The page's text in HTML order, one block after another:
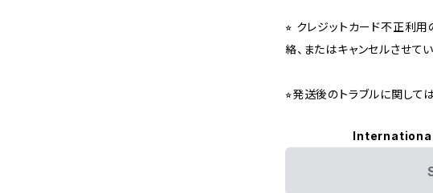
⭐︎ クレジットカード不正利
絡、またはキャンセルさせて
⭐︎発送後のトラブルに関して